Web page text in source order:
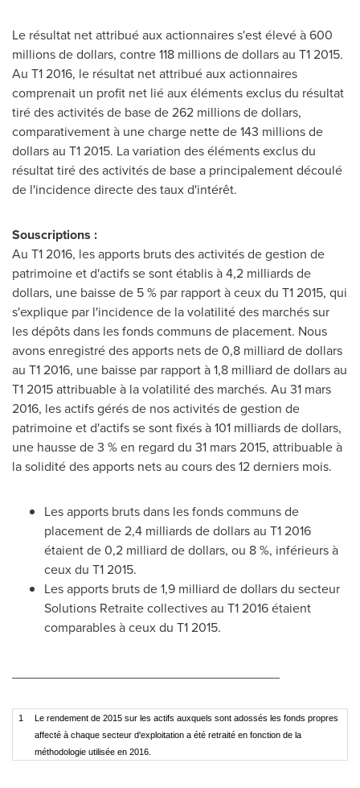
Le résultat net attribué aux actionnaires s'est élevé à 600
millions de dollars, contre 118 millions de dollars au T1 2015.
Au T1 2016, le résultat net attribué aux actionnaires
comprenait un profit net lié aux éléments exclus du résultat
tiré des activités de base de 262 millions de dollars,
comparativement à une charge nette de 143 millions de
dollars au T1 2015. La variation des éléments exclus du
résultat tiré des activités de base a principalement découlé
de l'incidence directe des taux d'intérêt.
Souscriptions :
Au T1 2016, les apports bruts des activités de gestion de
patrimoine et d'actifs se sont établis à 4,2 milliards de
dollars, une baisse de 5 % par rapport à ceux du T1 2015, qui
s'explique par l'incidence de la volatilité des marchés sur
les dépôts dans les fonds communs de placement. Nous
avons enregistré des apports nets de 0,8 milliard de dollars
au T1 2016, une baisse par rapport à 1,8 milliard de dollars au
T1 2015 attribuable à la volatilité des marchés. Au 31 mars
2016, les actifs gérés de nos activités de gestion de
patrimoine et d'actifs se sont fixés à 101 milliards de dollars,
une hausse de 3 % en regard du 31 mars 2015, attribuable à
la solidité des apports nets au cours des 12 derniers mois.
Les apports bruts dans les fonds communs de
placement de 2,4 milliards de dollars au T1 2016
étaient de 0,2 milliard de dollars, ou 8 %, inférieurs à
ceux du T1 2015.
Les apports bruts de 1,9 milliard de dollars du secteur
Solutions Retraite collectives au T1 2016 étaient
comparables à ceux du T1 2015.
1
Le rendement de 2015 sur les actifs auxquels sont adossés les fonds propres
affecté à chaque secteur d'exploitation a été retraité en fonction de la
méthodologie utilisée en 2016.